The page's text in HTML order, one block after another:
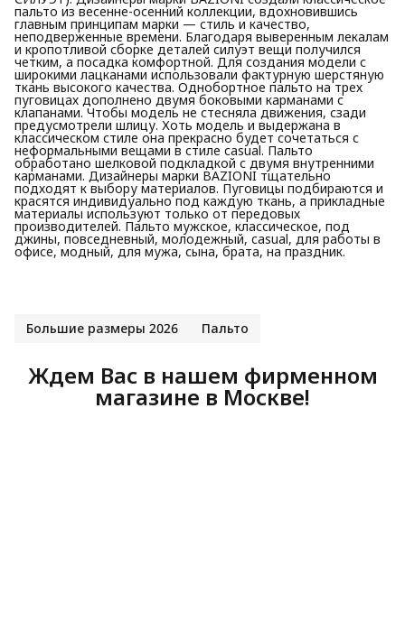
пальто из весенне-осенний коллекции, вдохновившись
главным принципам марки — стиль и качество,
неподверженные времени. Благодаря выверенным лекалам
и кропотливой сборке деталей силуэт вещи получился
четким, а посадка комфортной. Для создания модели с
широкими лацканами использовали фактурную шерстяную
ткань высокого качества. Однобортное пальто на трех
пуговицах дополнено двумя боковыми карманами с
клапанами. Чтобы модель не стесняла движения, сзади
предусмотрели шлицу. Хоть модель и выдержана в
классическом стиле она прекрасно будет сочетаться с
неформальными вещами в стиле casual. Пальто
обработано шелковой подкладкой с двумя внутренними
карманами. Дизайнеры марки BAZIONI тщательно
подходят к выбору материалов. Пуговицы подбираются и
красятся индивидуально под каждую ткань, а прикладные
материалы используют только от передовых
производителей. Пальто мужское, классическое, под
джины, повседневный, молодежный, casual, для работы в
офисе, модный, для мужа, сына, брата, на праздник.
Большие размеры 2026 Пальто
Ждем Вас в нашем фирменном
магазине в Москве!